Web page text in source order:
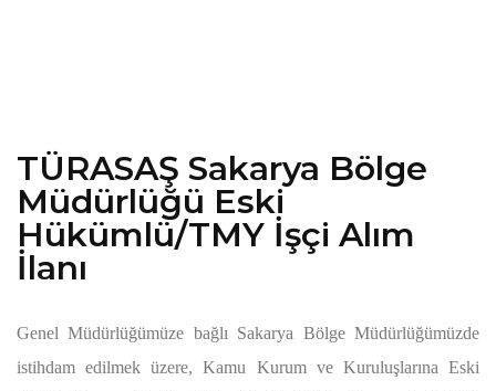
TÜRASAŞ Sakarya Bölge
Müdürlüğü Eski
Hükümlü/TMY İşçi Alım
İlanı
Genel Müdürlüğümüze bağlı Sakarya Bölge Müdürlüğümüzde
istihdam edilmek üzere, Kamu Kurum ve Kuruluşlarına Eski